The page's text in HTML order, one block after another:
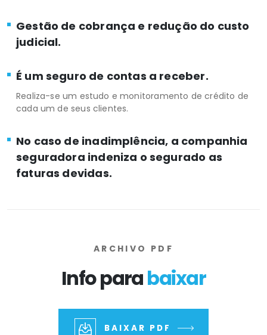
Gestão de cobrança e redução do custo
judicial.
É um seguro de contas a receber.
Realiza-se um estudo e monitoramento de crédito de
cada um de seus clientes.
No caso de inadimplência, a companhia
seguradora indeniza o segurado as
faturas devidas.
ARCHIVO PDF
Info parabaixar
BAIXAR PDF